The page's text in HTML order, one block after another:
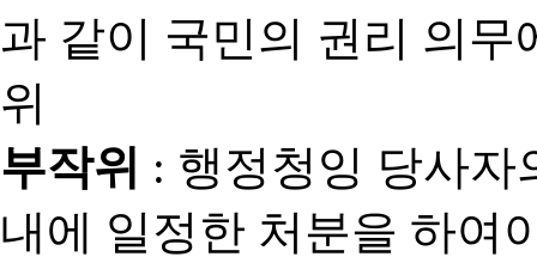
과 같이 국민의 권리 의
위
부작위 : 행정청잉 당사자
내에 일정한 처분을 하여